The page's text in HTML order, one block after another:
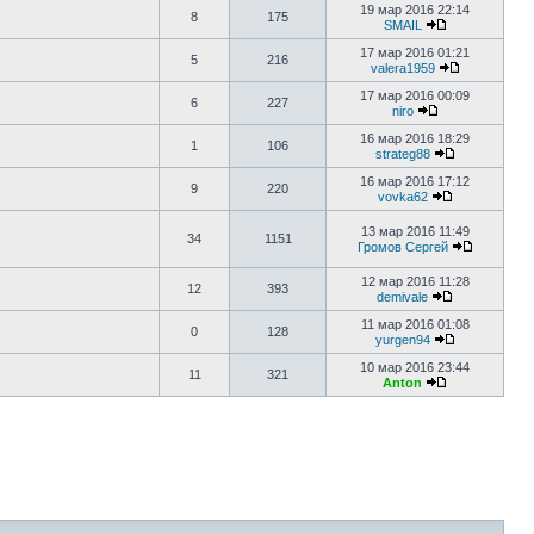
8 175
19 мар 2016 22:14
SMAIL
5 216
17 мар 2016 01:21
valera1959
6 227
17 мар 2016 00:09
niro
1 106
16 мар 2016 18:29
strateg88
9 220
16 мар 2016 17:12
vovka62
34 1151
13 мар 2016 11:49
Громов Сергей
12 393
12 мар 2016 11:28
demivale
0 128
11 мар 2016 01:08
yurgen94
11 321
10 мар 2016 23:44
Anton